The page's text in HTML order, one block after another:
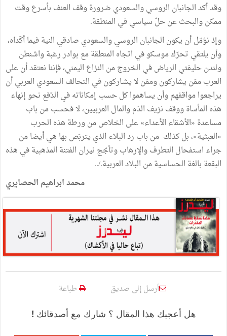
وقدأكدالجانبان الروسيوالسعودي ضرورةوقف العنف بأسرعوقت
ممكنوالبحثعنحلّ سياسيفي المنطقة.
وإذنؤمّلأن يكون الجانبان الروسيوالسعودي صادقي النيةفيماأكّداه،
وأن يلتقي تحرّكموسكوفي اتجاه المنطقةمع بوادررغبةواشنطن
ولندنحليفتي الرياضفي الخروجمن النزاع اليمني،فإننا نعتقدأنعلى
العربممّن يشاركونوممّن لايشـاركونفي التحالف السعودي العربيأن
يراجعوامواقفهموأن يساهمواكلحسب إمكاناتهفي الدّفع نحوإنهاء
هذه المأساةووقف نزيف الدّموالمال العربيين،لافحسبمن باب
مساعدة «الأشقاء الأعداء»على الخلاصمنورطة هذه الحرب
«العبثية»،بلكذلك من باب ردالبلاء الذي يتربّص بها هيأيضامن
جراء استفحال التطرفوالإرهابوتأجّج نيران الفتنة المذهبيةفي هذه
البقعة بالغة الحساسيةمن البلادالعربية./..
محمد‭ ‬ابراهيم‭ ‬الحصايري
أرسل إلى صديق طباعة
هل أعجبك هذا المقال ؟ شارك مع أصدقائك !